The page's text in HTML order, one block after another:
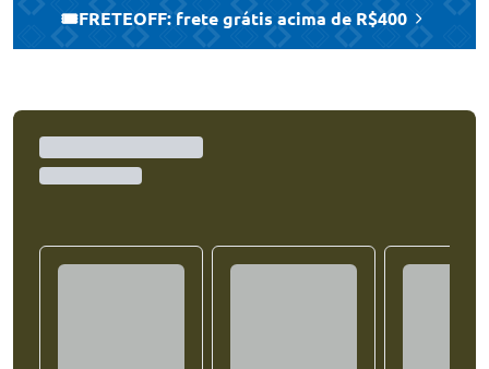
🎟️FRETEOFF: frete grátis acima de R$400